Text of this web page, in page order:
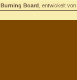
Burning Board , entwickelt von